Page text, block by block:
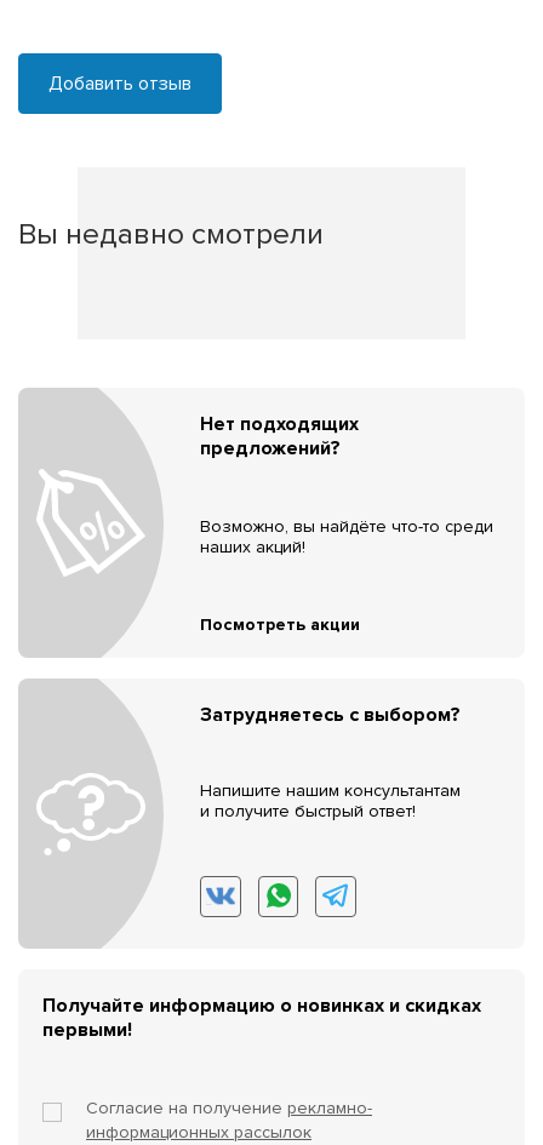
Добавить отзыв
Вы недавно смотрели
Нет подходящих
предложений?
Возможно, вы найдёте что-то среди
наших акций!
Посмотреть акции
Затрудняетесь с выбором?
Напишите нашим консультантам
и получите быстрый ответ!
Получайте информацию о новинках и скидках
первыми!
Согласие на получение рекламно-
информационных рассылок